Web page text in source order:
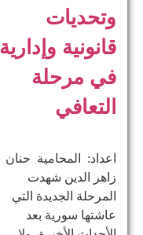
وتحديات
قانونية وإدارية
في مرحلة
التعافي
اعداد: المحامية حنان
زاهر الدين ​شهدت
المرحلة الجديدة التي
عاشتها سورية بعد